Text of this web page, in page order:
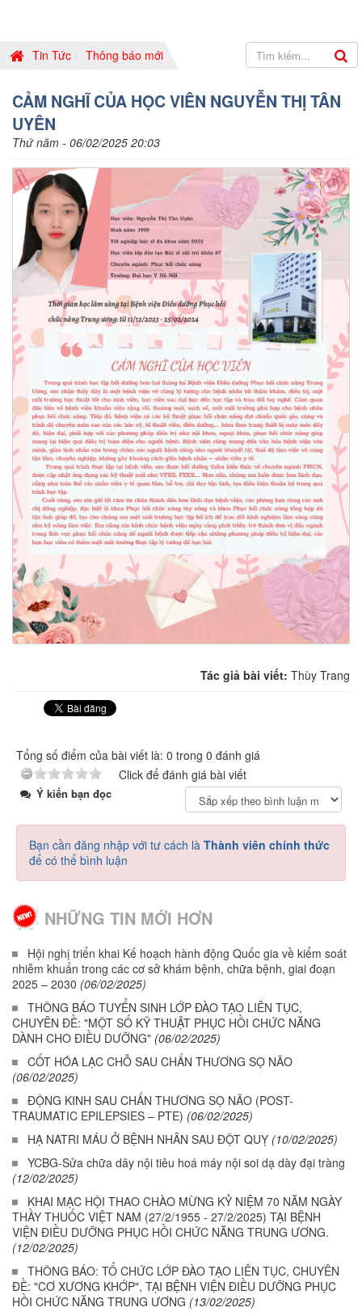
Tin Tức Thông báo mới
CẢM NGHĨ CỦA HỌC VIÊN NGUYỄN THỊ TÂN
UYÊN
Thứ năm - 06/02/2025 20:03
Tác giả bài viết: Thùy Trang
Tổng số điểm của bài viết là: 0 trong 0 đánh giá
Click để đánh giá bài viết
Ý kiến bạn đọc
Bạn cần đăng nhập với tư cách là Thành viên chính thức
để có thể bình luận
NHỮNG TIN MỚI HƠN
Hội nghị triển khai Kế hoạch hành động Quốc gia về kiểm soát
nhiễm khuẩn trong các cơ sở khám bệnh, chữa bệnh, giai đoạn
2025 – 2030 (06/02/2025)
THÔNG BÁO TUYỂN SINH LỚP ĐÀO TẠO LIÊN TỤC,
CHUYÊN ĐỀ: "MỘT SỐ KỸ THUẬT PHỤC HỒI CHỨC NĂNG
DÀNH CHO ĐIỀU DƯỠNG" (06/02/2025)
CỐT HÓA LẠC CHỖ SAU CHẤN THƯƠNG SỌ NÃO
(06/02/2025)
ĐỘNG KINH SAU CHẤN THƯƠNG SỌ NÃO (POST-
TRAUMATIC EPILEPSIES – PTE) (06/02/2025)
HẠ NATRI MÁU Ở BỆNH NHÂN SAU ĐỘT QUỴ (10/02/2025)
YCBG-Sửa chữa dây nội tiêu hoá máy nội soi dạ dày đại tràng
(12/02/2025)
KHAI MẠC HỘI THAO CHÀO MỪNG KỶ NIỆM 70 NĂM NGÀY
THẦY THUỐC VIỆT NAM (27/2/1955 - 27/2/2025) TẠI BỆNH
VIỆN ĐIỀU DƯỠNG PHỤC HỒI CHỨC NĂNG TRUNG ƯƠNG.
(12/02/2025)
THÔNG BÁO: TỔ CHỨC LỚP ĐÀO TẠO LIÊN TỤC, CHUYÊN
ĐỀ: "CƠ XƯƠNG KHỚP", TẠI BỆNH VIỆN ĐIỀU DƯỠNG PHỤC
HỒI CHỨC NĂNG TRUNG ƯƠNG (13/02/2025)